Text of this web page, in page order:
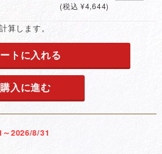
(税込 ¥4,644)
算します。
トに入れる
購入に進む
2026/8/31